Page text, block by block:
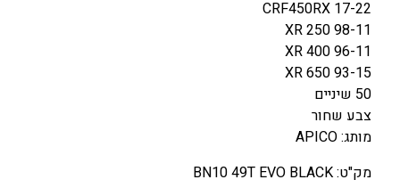
CRF450RX 17-22
XR 250 98-11
XR 400 96-11
XR 650 93-15
50 שיניים
צבע שחור
מותג: APICO
מק"ט: BN10 49T EVO BLACK